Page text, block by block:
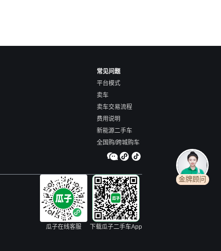
常见问题
平台模式
卖车
卖车交易流程
费用说明
新能源二手车
全国购/跨城购车
瓜子在线客服 下载瓜子二手车App
金牌顾问